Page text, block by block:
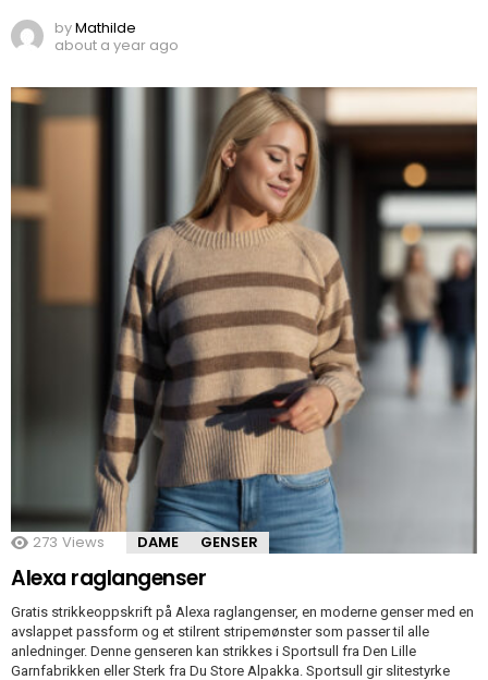
byMathilde
about a year ago
273 Views DAME GENSER
Alexa raglangenser
Gratis strikkeoppskrift på Alexa raglangenser, en moderne genser med en
avslappet passform og et stilrent stripemønster som passer til alle
anledninger. Denne genseren kan strikkes i Sportsull fra Den Lille
Garnfabrikken eller Sterk fra Du Store Alpakka. Sportsull gir slitestyrke